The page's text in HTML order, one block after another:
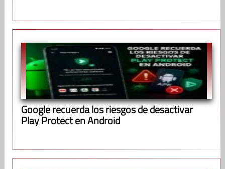
Google recuerda los riesgos de desactivar
Play Protect en Android